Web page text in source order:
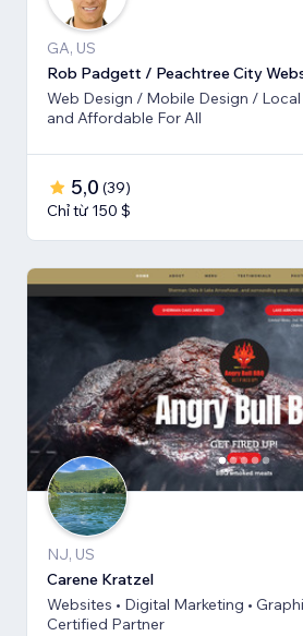
GA, US
Rob Padgett / Peachtree City
Web Design / Mobile Design /
and Affordable For All
5,0 (39)
Chỉ từ 150 $
NJ, US
Carene Kratzel
Websites • Digital Marketing •
Certified Partner